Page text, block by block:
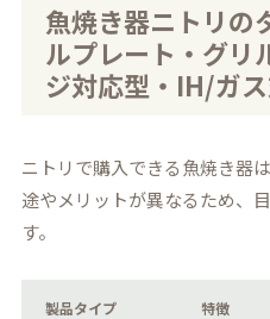
魚焼き器ニトリの
ルプレート・グリ
ジ対応型・IH/ガス
ニトリで購入できる魚焼き器
途やメリットが異なるため、
す。
製品タイプ 特徴